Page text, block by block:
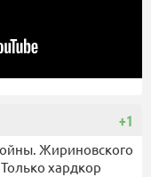
+1
Жириновского
хардкор